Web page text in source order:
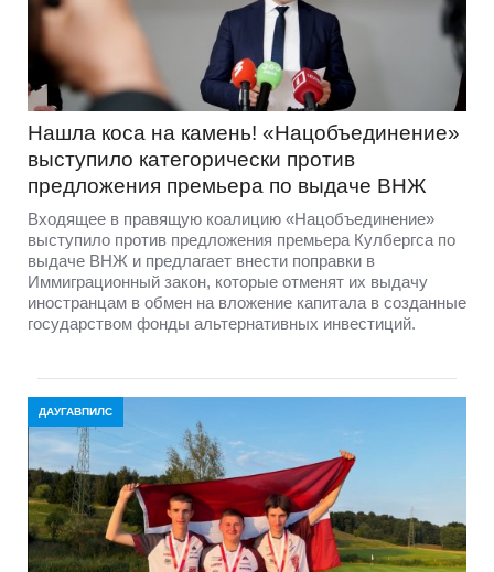
Нашла коса на камень! «Нацобъединение»
выступило категорически против
предложения премьера по выдаче ВНЖ
Входящее в правящую коалицию «Нацобъединение»
выступило против предложения премьера Кулбергса по
выдаче ВНЖ и предлагает внести поправки в
Иммиграционный закон, которые отменят их выдачу
иностранцам в обмен на вложение капитала в созданные
государством фонды альтернативных инвестиций.
ДАУГАВПИЛС